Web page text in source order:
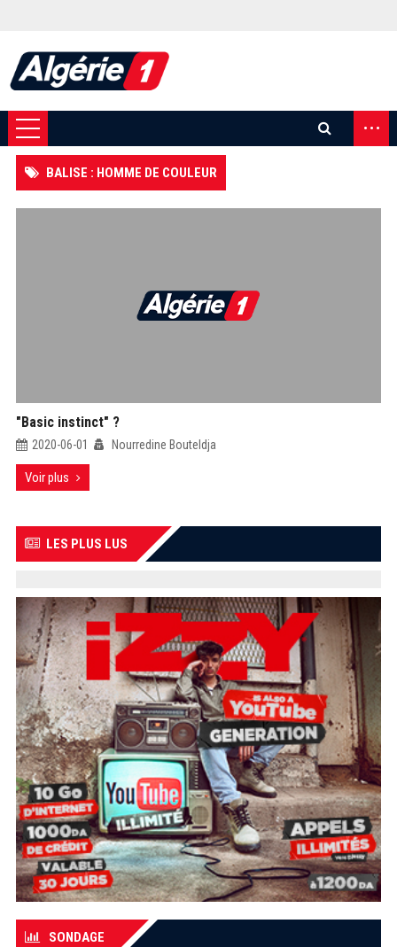
...
BALISE : HOMME DE COULEUR
"Basic instinct" ?
2020-06-01 Nourredine Bouteldja
Voir plus
LES PLUS LUS
SONDAGE